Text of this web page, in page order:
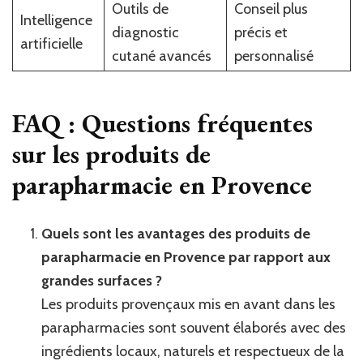
Intelligence
artificielle
Outils de
diagnostic
cutané avancés
Conseil plus
précis et
personnalisé
FAQ : Questions fréquentes
sur les produits de
parapharmacie en Provence
Quels sont les avantages des produits de
parapharmacie en Provence par rapport aux
grandes surfaces ?
Les produits provençaux mis en avant dans les
parapharmacies sont souvent élaborés avec des
ingrédients locaux, naturels et respectueux de la